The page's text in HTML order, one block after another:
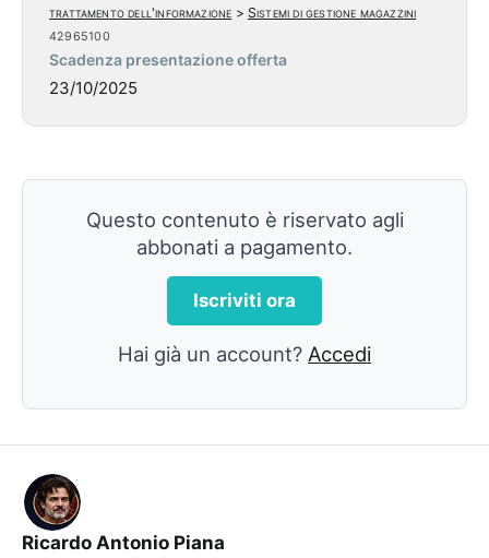
trattamento dell'informazione > Sistemi di gestione magazzini
42965100
Scadenza presentazione offerta
23/10/2025
Questo contenuto è riservato agli
abbonati a pagamento.
Iscriviti ora
Hai già un account? Accedi
Ricardo Antonio Piana